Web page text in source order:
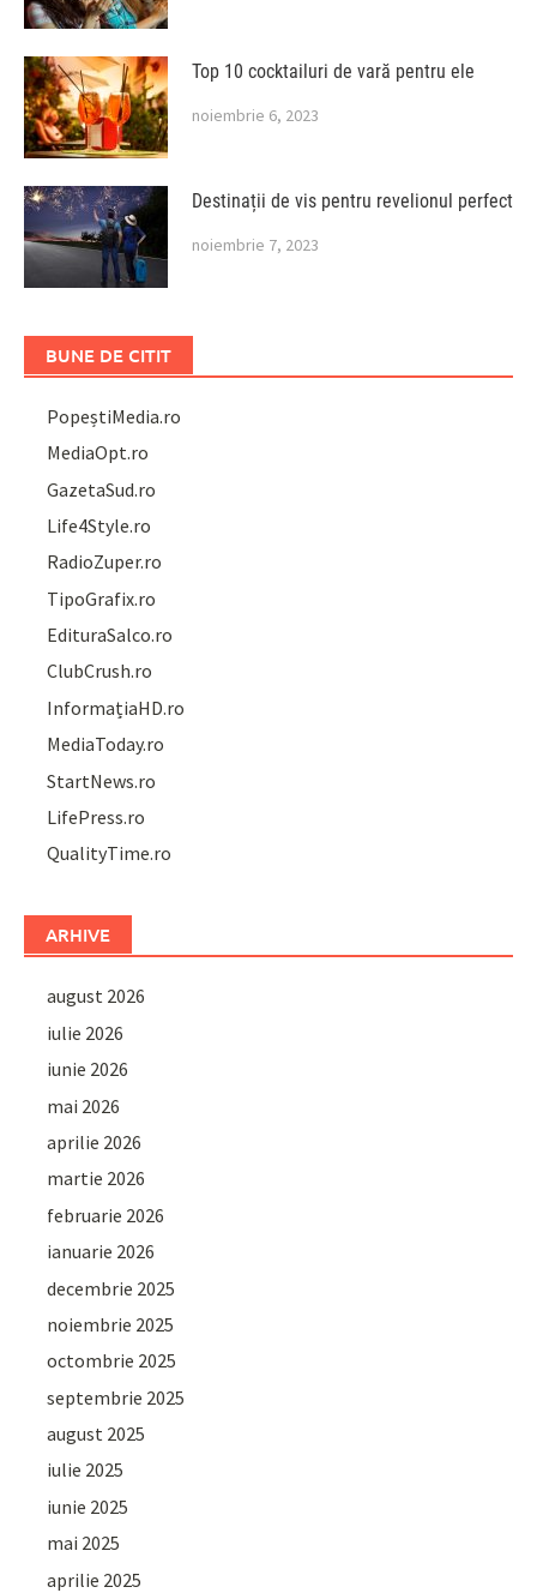
Top 10 cocktailuri de vară pentru ele
noiembrie 6, 2023
Destinații de vis pentru revelionul perfect
noiembrie 7, 2023
BUNE DE CITIT
PopeștiMedia.ro
MediaOpt.ro
GazetaSud.ro
Life4Style.ro
RadioZuper.ro
TipoGrafix.ro
EdituraSalco.ro
ClubCrush.ro
InformațiaHD.ro
MediaToday.ro
StartNews.ro
LifePress.ro
QualityTime.ro
ARHIVE
august 2026
iulie 2026
iunie 2026
mai 2026
aprilie 2026
martie 2026
februarie 2026
ianuarie 2026
decembrie 2025
noiembrie 2025
octombrie 2025
septembrie 2025
august 2025
iulie 2025
iunie 2025
mai 2025
aprilie 2025